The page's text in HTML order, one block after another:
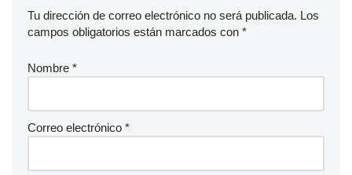
Tu dirección de correo electrónico no será publicada. Los
campos obligatorios están marcados con *
Nombre *
Correo electrónico *